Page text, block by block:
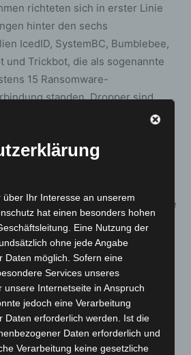
richteten sich in erster Linie
hinter den sechs
IcedID, SystemBC, Bumblebee,
und Trickbot, die als sogenannte
15 Ransomware-
standen. Dropper sind
(sogenannte Malware), die zur
und Cyberkriminellen als
Opfersysteme zu
Schadsoftware nachzuladen.
dem Ziel, persönliche Daten wie
abzugreifen oder infizierte
dadurch betroffene
Ransomware in erpresserischer
gefährlichste Dropper war die
die bereits seit über zehn
fortlaufend weiterentwickelte.
Maßnahmen wurde die
Ihr Interesse an unserem
hat einen besonders hohen
Eine Nutzung der
ohne jede Angabe
Daten möglich. Sofern eine
Services unseres
unsere Internetseite in Anspruch
jedoch eine Verarbeitung
Daten erforderlich werden. Ist die
Daten erforderlich und
Verarbeitung keine gesetzliche